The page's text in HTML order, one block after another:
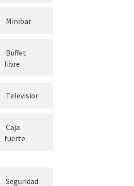
Minibar
Buffet
libre
Televisior
Caja
fuerte
Seguridad